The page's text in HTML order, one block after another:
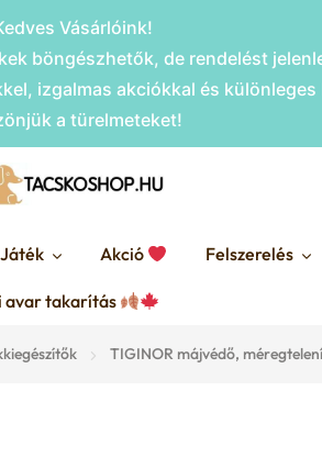
Vásárlóink!
böngészhetők, de rendelést
izgalmas akciókkal és
a türelmeteket!
Játék Akció Felszerelés
avar takarítás
TIGINOR májvédő,